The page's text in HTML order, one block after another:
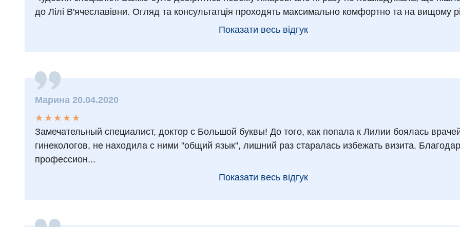
до Лілі В'ячеславівни. Огляд та консультатція проходять максимально комфортно та на вищому
Показати весь відгук
Марина 20.04.2020
★
★
★
★
★
★ ★ ★ ★ ★
Замечательный специалист, доктор с Большой буквы! До того, как попала к Лилии боялась
гинекологов, не находила с ними "общий язык", лишний раз старалась избежать визита.
профессион...
Показати весь відгук